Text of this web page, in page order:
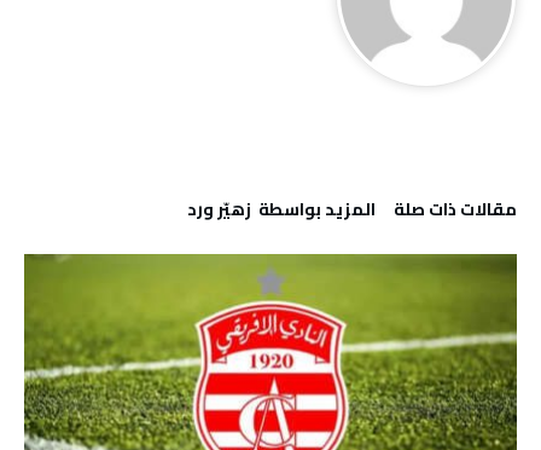
‫مقالات ذات صلة‬ ‫‫المزيد بواسطة‬ ‬ زهيّر‭ ‬ورد